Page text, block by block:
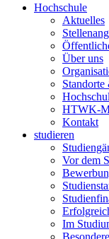
Hochschule
Aktuelles
Über uns
HTWK-
Kontakt
studieren
Vor dem
Im